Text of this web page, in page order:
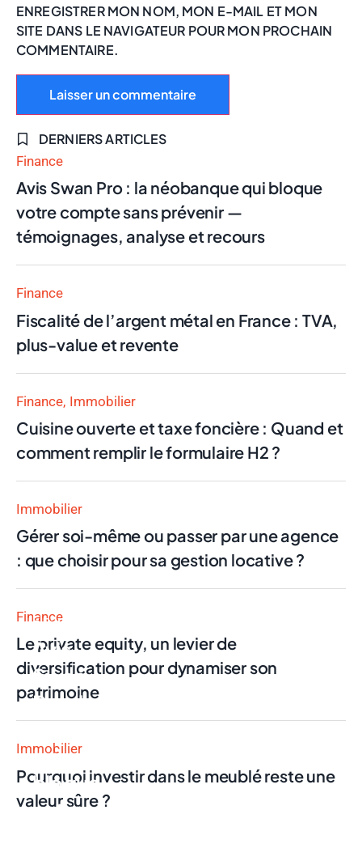
ENREGISTRER MON NOM, MON E-MAIL ET MON
SITE DANS LE NAVIGATEUR POUR MON PROCHAIN
COMMENTAIRE.
DERNIERS ARTICLES
Finance
Avis Swan Pro : la néobanque qui bloque
votre compte sans prévenir —
témoignages, analyse et recours
Finance
Fiscalité de l’argent métal en France : TVA,
plus-value et revente
Finance Immobilier
Cuisine ouverte et taxe foncière : Quand et
comment remplir le formulaire H2 ?
Immobilier
Gérer soi-même ou passer par une agence
: que choisir pour sa gestion locative ?
Finance
Le private equity, un levier de
diversification pour dynamiser son
patrimoine
Immobilier
Pourquoi investir dans le meublé reste une
valeur sûre ?
Finance
Avis
Swan
Pro : la
néobanque
qui
bloque
votre